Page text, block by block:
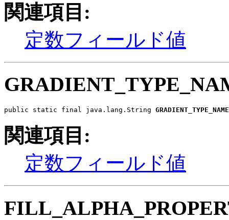
関連項目:
定数フィールド値
public static final java.lang.String
関連項目:
定数フィールド値